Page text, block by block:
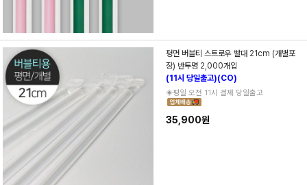
평면 버블티 스트로우 빨대 21cm (개별포
장) 반투명 2,000개입
(11시 당일출고)(CO)
◈평일 오전 11시 결제 당일출고
35,900원